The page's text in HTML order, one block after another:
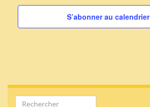
S’abonner au calendrier
Search for: